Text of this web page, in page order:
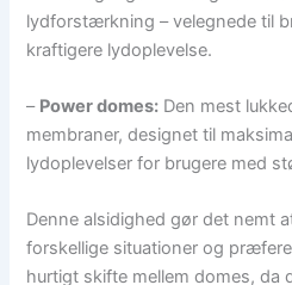
lydforstærkning – velegnede til
kraftigere lydoplevelse.
– Power domes: Den mest
membraner, designet til
lydoplevelser for brugere med
Denne alsidighed gør det nemt
forskellige situationer og
hurtigt skifte mellem domes, da